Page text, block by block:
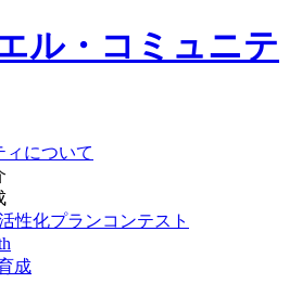
ィについて
性化プランコンテスト
成